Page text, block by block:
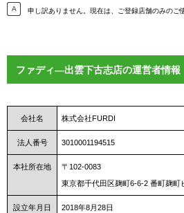
申し訳ありません。現在は、ご登録店舗のみのご
ファディ―出雲下古志店の運営者情報
会社名 株式会社FURDI
法人番号 3010001194515
本社所在地
〒102-0083
東京都千代田区麹町6-6-2 番町麹町
設立年月日 2018年8月28日